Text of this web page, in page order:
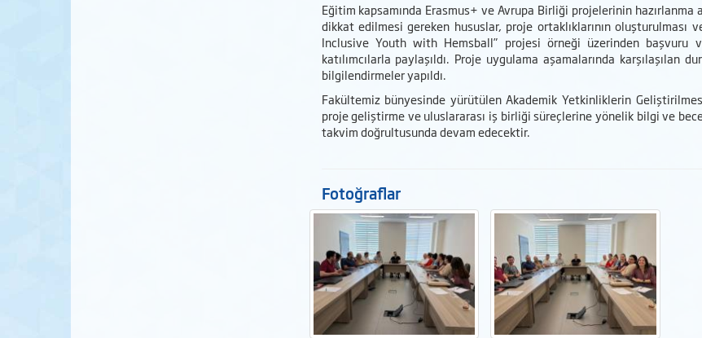
Eğitim kapsamında Erasmus+ ve Avrupa Birliği projelerinin
dikkat edilmesi gereken hususlar, proje ortaklıklarının oluşturulması
Inclusive Youth with Hemsball” projesi örneği üzerinden başvuru
katılımcılarla paylaşıldı. Proje uygulama aşamalarında
bilgilendirmeler yapıldı.
Fakültemiz bünyesinde yürütülen Akademik Yetkinliklerin
proje geliştirme ve uluslararası iş birliği süreçlerine yönelik bilgi ve
takvim doğrultusunda devam edecektir.
Fotoğraflar